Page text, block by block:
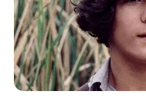
หมอนา พญานาค (ใช้มณีน
ทำนาย)